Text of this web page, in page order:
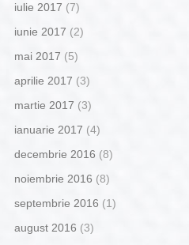
iulie 2017 (7)
iunie 2017 (2)
mai 2017 (5)
aprilie 2017 (3)
martie 2017 (3)
ianuarie 2017 (4)
decembrie 2016 (8)
noiembrie 2016 (8)
septembrie 2016 (1)
august 2016 (3)